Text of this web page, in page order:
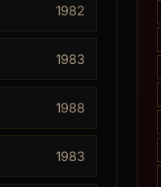
1982
1983
1988
1983